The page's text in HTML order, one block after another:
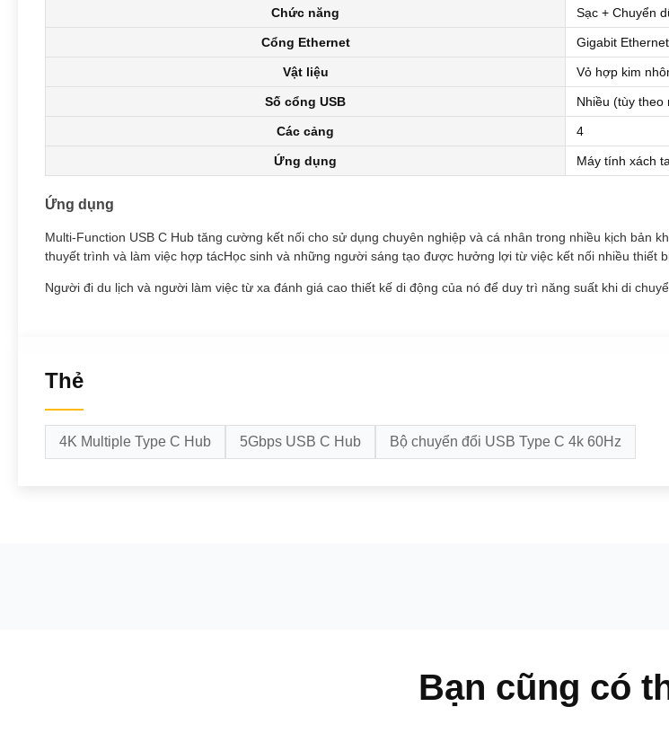
Chức năng Sạc + Chuyển
Cổng Ethernet Gigabit
Vật liệu Vỏ hợp kim
Số cổng USB Nhiều (tùy theo
Các cảng 4
Ứng dụng Máy tính xách
Ứng dụng
Multi-Function USB C Hub tăng cường kết nối cho sử dụng chuyên nghiệp và cá nhân trong nhiều kịch bản
thuyết trình và làm việc hợp tácHọc sinh và những người sáng tạo được hưởng lợi từ việc kết nối nhiều thiết
Người đi du lịch và người làm việc từ xa đánh giá cao thiết kế di động của nó để duy trì năng suất khi di
Thẻ
4K Multiple Type C Hub 5Gbps USB C Hub Bộ chuyển đổi USB Type C 4k 60Hz
Bạn cũng có